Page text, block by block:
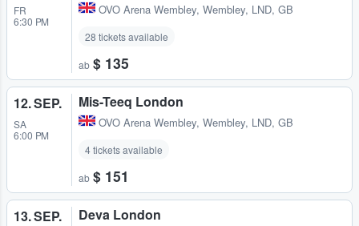
FR
6:30 PM
OVO Arena Wembley, Wembley, LND, GB
28 tickets available
ab $ 135
12. SEP.
SA
6:00 PM
Mis-Teeq London
OVO Arena Wembley, Wembley, LND, GB
4 tickets available
ab $ 151
13. SEP. Deva London